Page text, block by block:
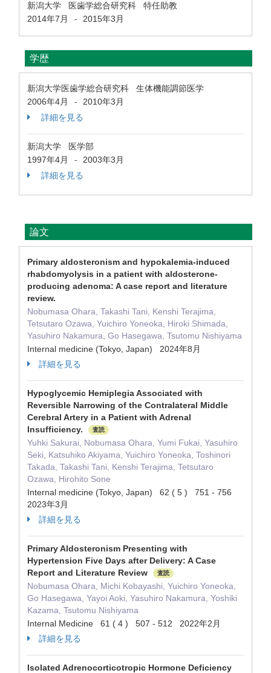
新潟大学 医歯学総合研究科 特任助教
2014年7月
- 2015年3月
学歴
新潟大学医歯学総合研究科 生体機能調節医学
2006年4月
-
2010年3月
詳細を見る
新潟大学 医学部
1997年4月
-
2003年3月
詳細を見る
論文
Primary aldosteronism and hypokalemia-induced
rhabdomyolysis in a patient with aldosterone-
producing adenoma: A case report and literature
review.
Nobumasa Ohara, Takashi Tani, Kenshi Terajima,
Tetsutaro Ozawa, Yuichiro Yoneoka, Hiroki Shimada,
Yasuhiro Nakamura, Go Hasegawa, Tsutomu Nishiyama
Internal medicine (Tokyo, Japan) 2024年8月
詳細を見る
Hypoglycemic Hemiplegia Associated with
Reversible Narrowing of the Contralateral Middle
Cerebral Artery in a Patient with Adrenal
Insufficiency.
査読
Yuhki Sakurai, Nobumasa Ohara, Yumi Fukai, Yasuhiro
Seki, Katsuhiko Akiyama, Yuichiro Yoneoka, Toshinori
Takada, Takashi Tani, Kenshi Terajima, Tetsutaro
Ozawa, Hirohito Sone
Internal medicine (Tokyo, Japan) 62 ( 5 ) 751 - 756
2023年3月
詳細を見る
Primary Aldosteronism Presenting with
Hypertension Five Days after Delivery: A Case
Report and Literature Review
査読
Nobumasa Ohara, Michi Kobayashi, Yuichiro Yoneoka,
Go Hasegawa, Yayoi Aoki, Yasuhiro Nakamura, Yoshiki
Kazama, Tsutomu Nishiyama
Internal Medicine 61 ( 4 ) 507 - 512 2022年2月
詳細を見る
Isolated Adrenocorticotropic Hormone Deficiency